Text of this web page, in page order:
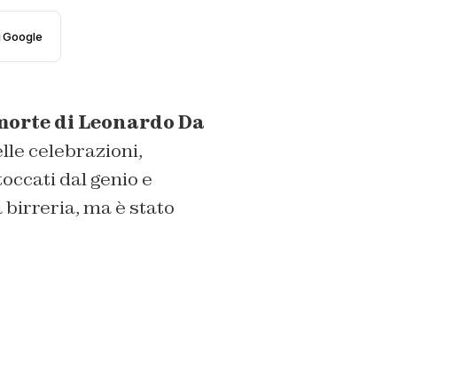
di Leonardo Da
celebrazioni,
dal genio e
birreria, ma è stato